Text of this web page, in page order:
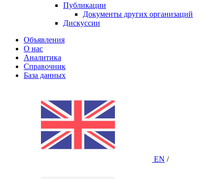
Публикации
Документы других организаций
Дискуссии
Объявления
О нас
Аналитика
Справочник
База данных
EN /